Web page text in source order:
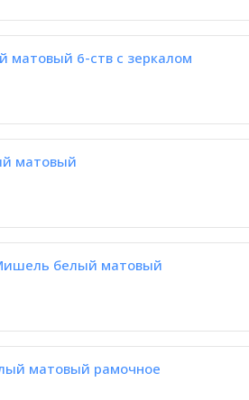
6-ств с зеркалом
матовый
белый матовый
матовый рамочное